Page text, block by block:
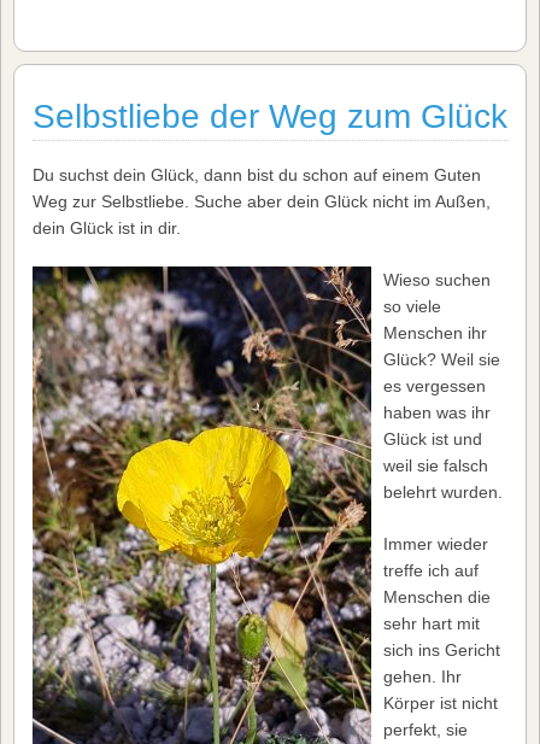
Selbstliebe der Weg zum Glück
Du suchst dein Glück, dann bist du schon auf einem Guten
Weg zur Selbstliebe. Suche aber dein Glück nicht im Außen,
dein Glück ist in dir.
Wieso suchen
so viele
Menschen ihr
Glück? Weil sie
es vergessen
haben was ihr
Glück ist und
weil sie falsch
belehrt wurden.
Immer wieder
treffe ich auf
Menschen die
sehr hart mit
sich ins Gericht
gehen. Ihr
Körper ist nicht
perfekt, sie